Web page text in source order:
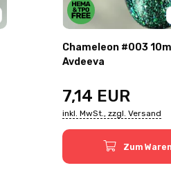
Chameleon #003
Avdeeva
7,14 EUR
inkl. MwSt., zzgl. Versand
Zum